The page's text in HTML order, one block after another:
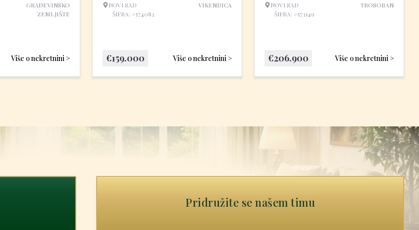
GRAĐEVINSKO
ZEMLJIŠTE
Više o nekretnini >
NOVI SAD
ŠIFRA: #574082
VIKENDICA
Više o nekretnini >
€159.000
NOVI SAD
ŠIFRA: #573149
TROSOBAN
Više o nekretnini >
€206.900
Pridružite se našem timu